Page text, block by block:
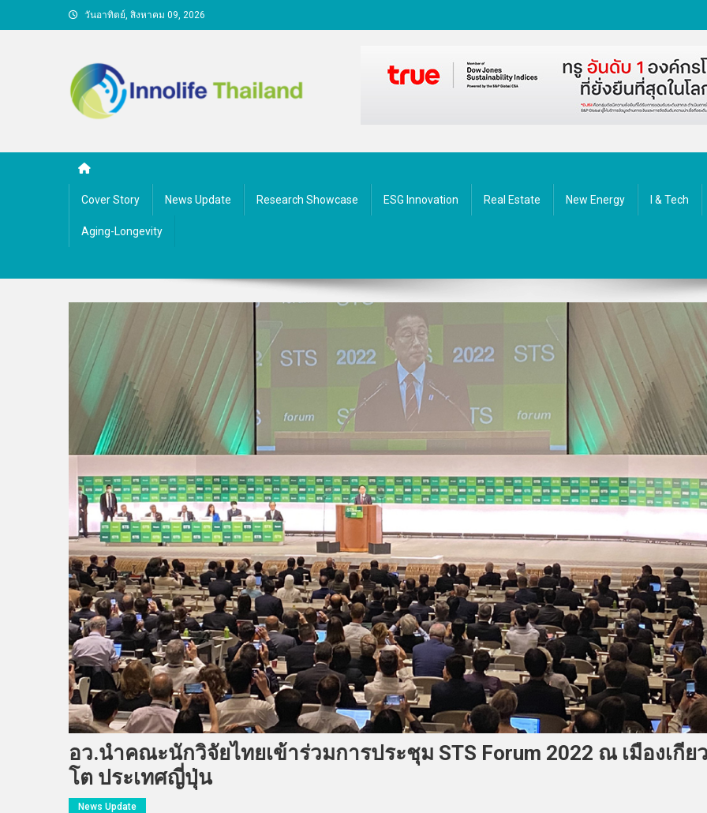
to
วันอาทิตย์, สิงหาคม 09, 2026
Cover Story News Update Research Showcase ESG Innovation Real Estate New Energy I & Tech
Aging-Longevity
อว.นำคณะนักวิจัยไทยเข้าร่วมการประชุม STS Forum 2022 ณ เมืองเกีย
โต ประเทศญี่ปุ่น
News Update